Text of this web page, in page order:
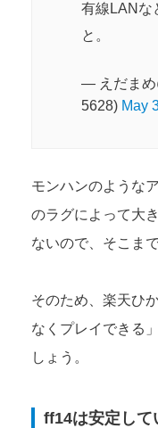
有線LANな
と。
— えだまめ
5628) May
モンハンのような
のラグによって大
ないので、そこま
そのため、楽天ひ
なくプレイできる
しょう。
ff14は安定して